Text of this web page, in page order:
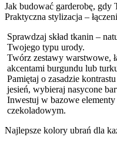
Jak budować garderobę, gdy
Praktyczna stylizacja –
Sprawdzaj skład tkanin –
Twojego typu urody.
Twórz zestawy warstwowe,
akcentami burgundu lub
Pamiętaj o zasadzie
jesień, wybieraj nasycone
Inwestuj w bazowe
czekoladowym.
Najlepsze kolory ubrań dla